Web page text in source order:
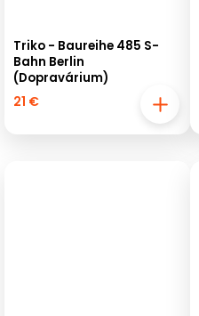
Triko - Baureihe 485 S-
Bahn Berlin
(Dopravárium)
21 €